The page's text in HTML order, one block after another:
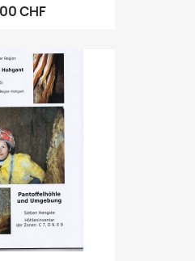
CHF